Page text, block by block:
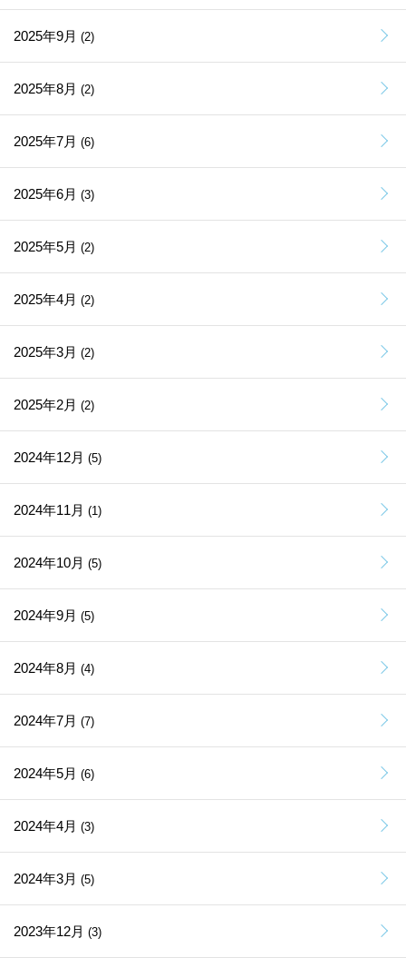
2025年9月 (2)
2025年8月 (2)
2025年7月 (6)
2025年6月 (3)
2025年5月 (2)
2025年4月 (2)
2025年3月 (2)
2025年2月 (2)
2024年12月 (5)
2024年11月 (1)
2024年10月 (5)
2024年9月 (5)
2024年8月 (4)
2024年7月 (7)
2024年5月 (6)
2024年4月 (3)
2024年3月 (5)
2023年12月 (3)